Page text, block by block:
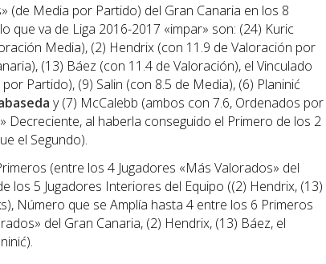
(de Media por Partido) del Gran Canaria en los 8
que va de Liga 2016-2017 «impar» son: (24) Kuric
Media), (2) Hendrix (con 11.9 de Valoración por
(13) Báez (con 11.4 de Valoración), el Vinculado
Partido), (9) Salin (con 8.5 de Media), (6) Planinić
y (7) McCalebb (ambos con 7.6, Ordenados por
Decreciente, al haberla conseguido el Primero de los 2
el Segundo).
(entre los 4 Jugadores «Más Valorados» del
los 5 Jugadores Interiores del Equipo ((2) Hendrix, (13)
Número que se Amplía hasta 4 entre los 6 Primeros
del Gran Canaria, (2) Hendrix, (13) Báez, el